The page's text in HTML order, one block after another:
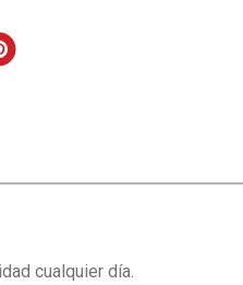
cualquier día.